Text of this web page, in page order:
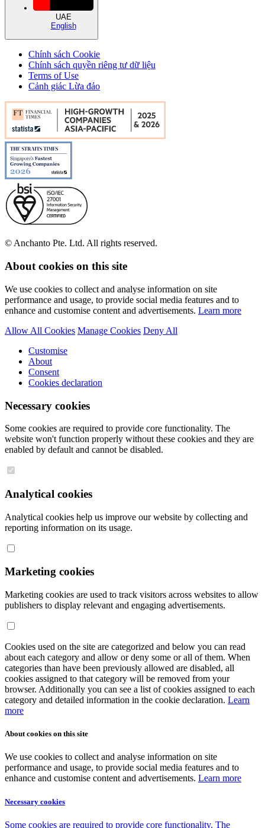
UAE
English
Chính sách Cookie
Chính sách quyền riêng tư dữ liệu
Terms of Use
Cảnh giác Lừa đảo
© Anchanto Pte. Ltd. All rights reserved.
About cookies on this site
We use cookies to collect and analyse information on site
performance and usage, to provide social media features and to
enhance and customise content and advertisements. Learn more
Allow All Cookies Manage Cookies Deny All
Customise
About
Consent
Cookies declaration
Necessary cookies
Some cookies are required to provide core functionality. The
website won't function properly without these cookies and they are
enabled by default and cannot be disabled.
Analytical cookies
Analytical cookies help us improve our website by collecting and
reporting information on its usage.
Marketing cookies
Marketing cookies are used to track visitors across websites to allow
publishers to display relevant and engaging advertisements.
Cookies used on the site are categorized and below you can read
about each category and allow or deny some or all of them. When
categories than have been previously allowed are disabled, all
cookies assigned to that category will be removed from your
browser. Additionally you can see a list of cookies assigned to each
category and detailed information in the cookie declaration. Learn
more
About cookies on this site
We use cookies to collect and analyse information on site
performance and usage, to provide social media features and to
enhance and customise content and advertisements. Learn more
Necessary cookies
Some cookies are required to provide core functionality. The